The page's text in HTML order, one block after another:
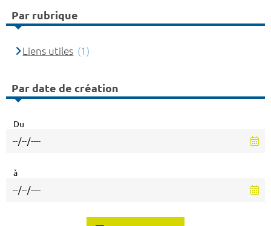
Par rubrique
Liens utiles (1)
Par date de création
Du
à